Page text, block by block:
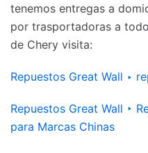
tenemos entregas a
por trasportadoras a
de Chery visita:
Repuestos Great Wall ‣
Repuestos Great Wall ‣
para Marcas Chinas